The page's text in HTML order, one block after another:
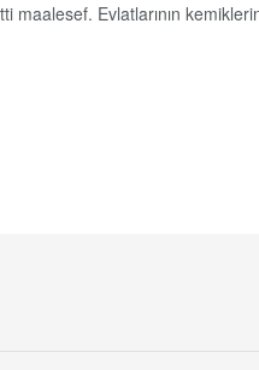
maalesef. Evlatlarının